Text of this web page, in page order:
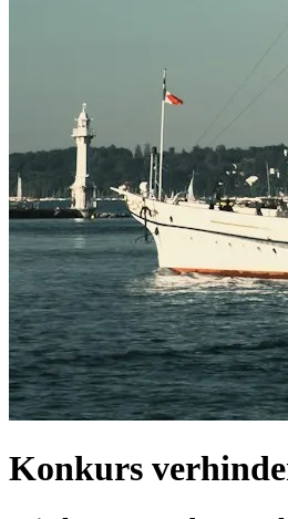
Konkurs